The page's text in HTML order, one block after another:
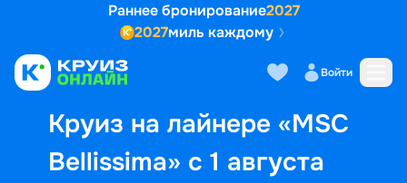
Раннее бронирование2027
2027миль каждому
Войти
Круиз на лайнере «MSC
Bellissima» с 1 августа
Выбор кают Маршрут и